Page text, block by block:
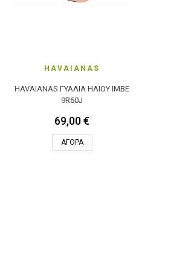
HAVAIANAS
HAVAIANAS ΓΥΑΛΙΆ ΗΛΊΟΥ IMBE
9R60J
69,00 €
ΑΓΟΡΆ